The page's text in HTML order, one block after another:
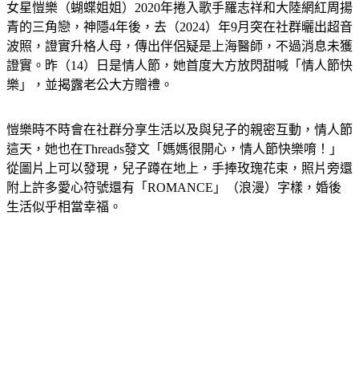
青的三角戀，神隱4年後，去（2024）年9月突在社群曬出超音
波照，證實升格人母，傳出伴侶疑是上海醫師，不過消息未獲
證實。昨（14）日是情人節，她首度大方放閃甜喊「情人節快
樂」，並揭露老公大方贈禮。
這天，她也在Threads發文「媽媽很開心，情人節快樂唷！」
從圖片上可以發現，兒子蹲在地上，手捧玫瑰花束，照片旁還
附上許多愛心符號還有「ROMANCE」（浪漫）字樣，婚後
生活似乎相當幸福。